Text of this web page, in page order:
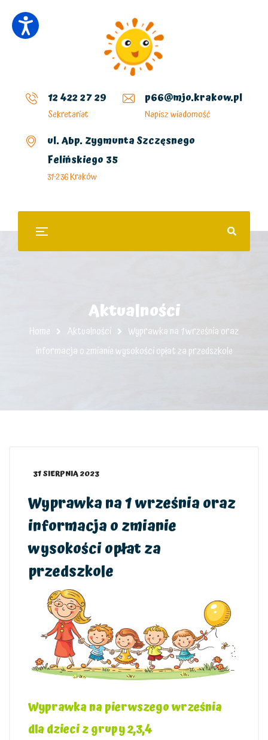
12 422 27 29
Sekretariat
p66@mjo.krakow.pl
Napisz wiadomość
ul. Abp. Zygmunta Szczęsnego
Felińskiego 35
31-236 Kraków
Aktualności
Home Aktualności
Wyprawka na 1 września oraz
informacja o zmianie wysokości opłat za przedszkole
31 SIERPNIA 2023
Wyprawka na 1 września oraz
informacja o zmianie
wysokości opłat za
przedszkole
Wyprawka na pierwszego września
dla dzieci z grupy 2,3,4